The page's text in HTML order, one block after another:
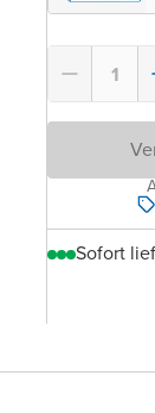
Sofort